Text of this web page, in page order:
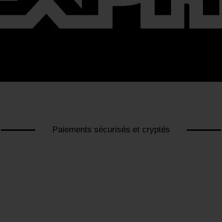
Paiements sécurisés et cryptés